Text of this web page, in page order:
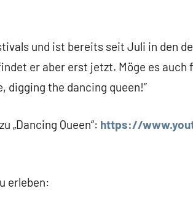
und ist bereits seit Juli in den
er aber erst jetzt. Möge es auch
digging the dancing queen!”
„Dancing Queen“: https://
erleben: